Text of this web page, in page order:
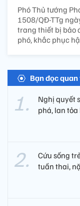
Phó Thủ tướng
1508/QĐ-TTg
trang thiết bị bảo
phó, khắc phục
Bạn đọc quan
Nghị quyết
phá, lan tỏa
Cứu sống
tuần thai,